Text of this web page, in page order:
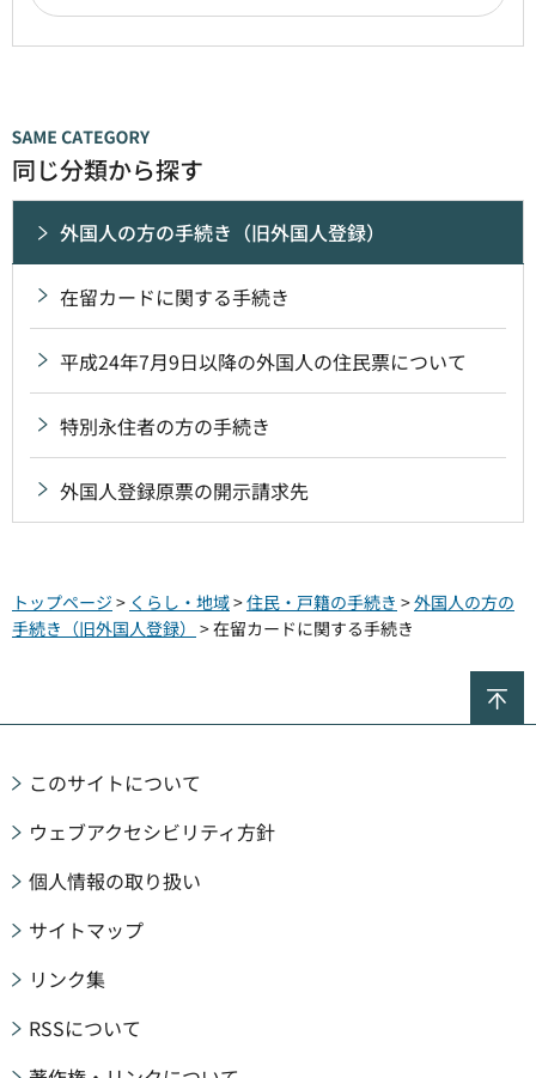
同じ分類から探す
外国人の方の手続き（旧外国人登録）
在留カードに関する手続き
平成24年7月9日以降の外国人の住民票について
特別永住者の方の手続き
外国人登録原票の開示請求先
トップページ > くらし・地域>住民・戸籍の手続き >外国人の方の
手続き（旧外国人登録） > 在留カードに関する手続き
このサイトについて
ウェブアクセシビリティ方針
個人情報の取り扱い
サイトマップ
リンク集
RSSについて